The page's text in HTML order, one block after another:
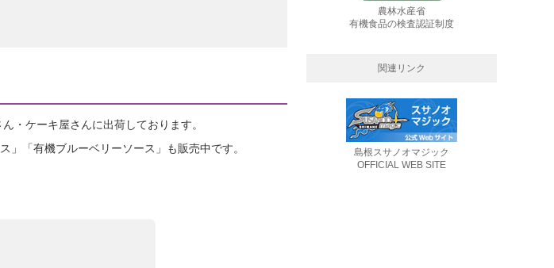
・ケーキ屋さんに出荷しております。
「有機ブルーベリーソース」も販売中です。
農林水産省
有機食品の検査認証制度
関連リンク
島根スサノオマジック
OFFICIAL WEB SITE